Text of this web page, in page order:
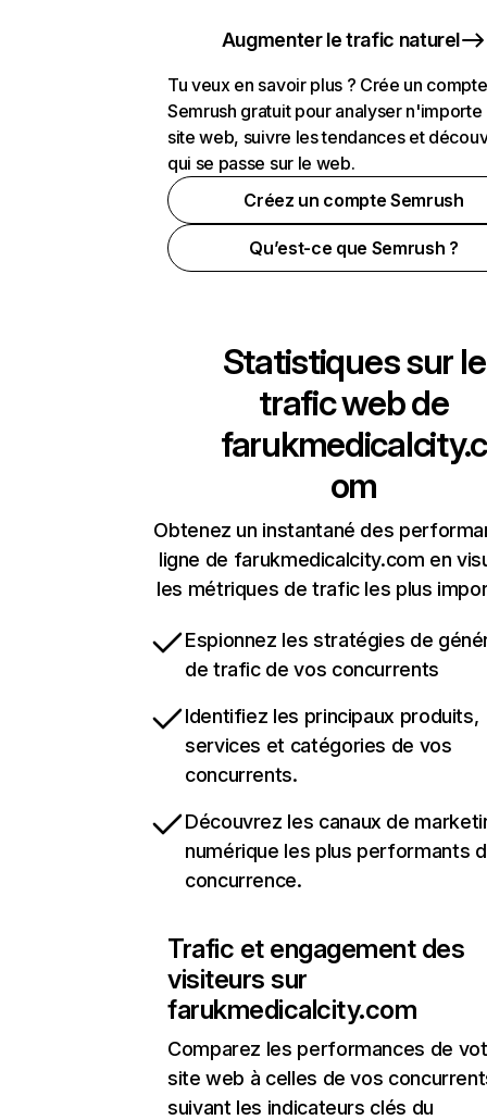
Augmenter le trafic naturel
Tu veux en savoir plus ? Crée un compte
Semrush gratuit pour analyser n'importe
site web, suivre les tendances et
qui se passe sur le web.
Créez un compte Semrush
Qu’est-ce que Semrush ?
Statistiques sur le
trafic web de
farukmedicalcity.c
om
Obtenez un instantané des
ligne de farukmedicalcity.com en
les métriques de trafic les plus
Espionnez les stratégies de
de trafic de vos concurrents
Identifiez les principaux produits,
services et catégories de vos
concurrents.
Découvrez les canaux de
numérique les plus performants
concurrence.
Trafic et engagement des
visiteurs sur
farukmedicalcity.com
Comparez les performances de
site web à celles de vos
suivant les indicateurs clés du